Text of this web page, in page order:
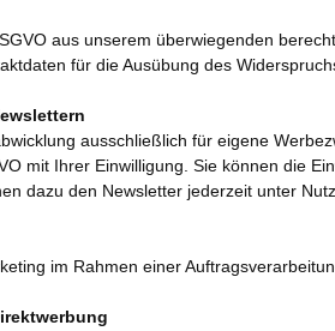
aus unserem überwiegenden
für die Ausübung des
ausschließlich für eigene
mit Ihrer Einwilligung. Sie können die
dazu den Newsletter jederzeit unter
im Rahmen einer